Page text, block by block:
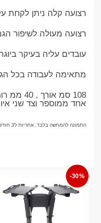
רצועה קלה ניתן לקחת
רצועה מעולה לשיפור
עובדים עליה בעיקר
מתאימה לעבודה בכל
אחד ממוספר וצד שני
התמונה להמחשה בלבד, אחריות ל3 חודשים.
-30%